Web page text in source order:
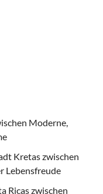
Moderne,
Kretas zwischen
Lebensfreude
Ricas zwischen